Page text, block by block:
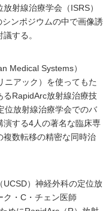
射線治療学会（ISRS）
ンポジウムの中で画像誘
する。
Medical Systems）
ニアック）を使ってもた
るRapidArc放射線治療技
位放射線治療学会でのバ
演する4人の著名な臨床専
複数転移の精密な同時治
）神経外科の定位放
ク・C・チェン医師